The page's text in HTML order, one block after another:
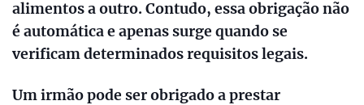
alimentos a outro. Contudo, essa obrigação não
é automática e apenas surge quando se
verificam determinados requisitos legais.
Um irmão pode ser obrigado a prestar